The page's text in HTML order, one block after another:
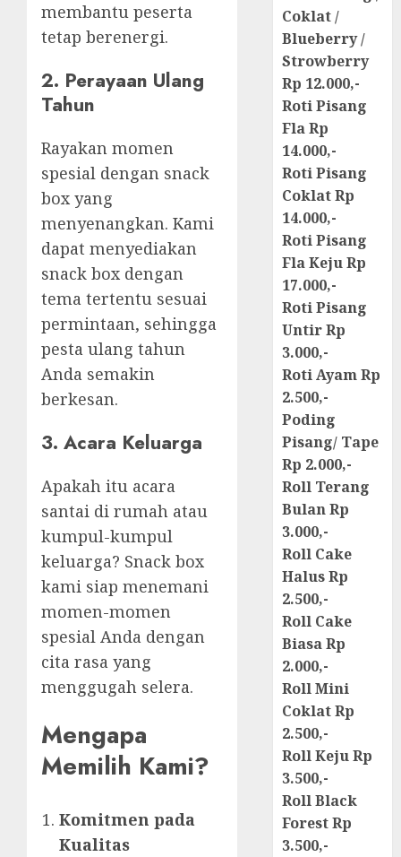
membantu peserta
tetap berenergi.
2. Perayaan Ulang
Tahun
Rayakan momen
spesial dengan snack
box yang
menyenangkan. Kami
dapat menyediakan
snack box dengan
tema tertentu sesuai
permintaan, sehingga
pesta ulang tahun
Anda semakin
berkesan.
3. Acara Keluarga
Apakah itu acara
santai di rumah atau
kumpul-kumpul
keluarga? Snack box
kami siap menemani
momen-momen
spesial Anda dengan
cita rasa yang
menggugah selera.
Mengapa
Memilih Kami?
Komitmen pada
Kualitas
Coklat /
Blueberry /
Strowberry
Rp 12.000,-
Roti Pisang
Fla Rp
14.000,-
Roti Pisang
Coklat Rp
14.000,-
Roti Pisang
Fla Keju Rp
17.000,-
Roti Pisang
Untir Rp
3.000,-
Roti Ayam Rp
2.500,-
Poding
Pisang/ Tape
Rp 2.000,-
Roll Terang
Bulan Rp
3.000,-
Roll Cake
Halus Rp
2.500,-
Roll Cake
Biasa Rp
2.000,-
Roll Mini
Coklat Rp
2.500,-
Roll Keju Rp
3.500,-
Roll Black
Forest Rp
3.500,-